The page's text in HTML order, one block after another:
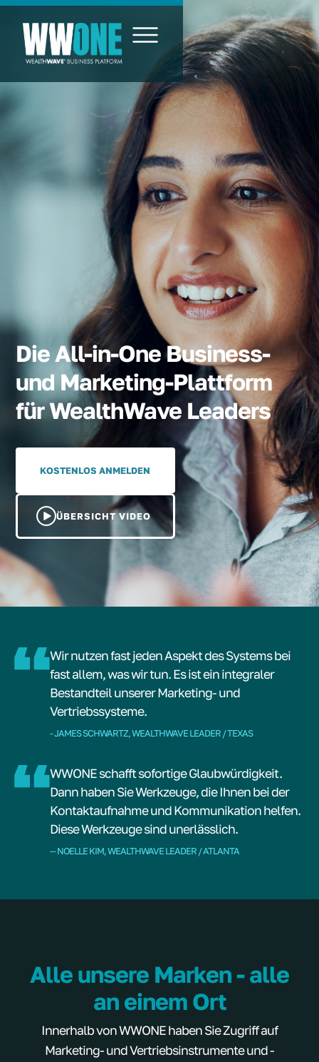
Die All-in-One Business-
und Marketing-Plattform
für WealthWave Leaders
KOSTENLOS ANMELDEN
ÜBERSICHT VIDEO
Wir nutzen fast jeden Aspekt des Systems bei
fast allem, was wir tun. Es ist ein integraler
Bestandteil unserer Marketing- und
Vertriebssysteme.
- JAMES SCHWARTZ, WEALTHWAVE LEADER / TEXAS
WWONE schafft sofortige Glaubwürdigkeit.
Dann haben Sie Werkzeuge, die Ihnen bei der
Kontaktaufnahme und Kommunikation helfen.
Diese Werkzeuge sind unerlässlich.
-- NOELLE KIM, WEALTHWAVE LEADER / ATLANTA
Alle unsere Marken - alle
an einem Ort
Innerhalb von WWONE haben Sie Zugriff auf
Marketing- und Vertriebsinstrumente und -